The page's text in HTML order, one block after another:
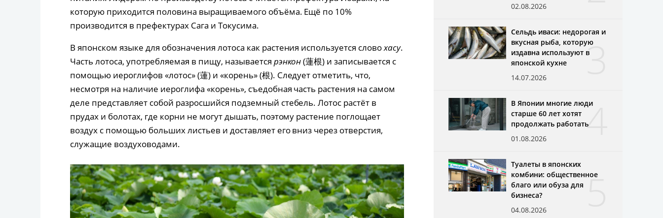
которую приходится половина выращиваемого объёма. Ещё по 10%
производится в префектурах Сага и Токусима.
В японском языке для обозначения лотоса как растения используется словохасу.
Часть лотоса, употребляемая в пищу, называется рэнкон(蓮根) и записывается с
помощью иероглифов «лотос» (蓮) и «корень» (根). Следует отметить, что,
несмотря на наличие иероглифа «корень», съедобная часть растения на самом
деле представляет собой разросшийся подземный стебель. Лотос растёт в
прудах и болотах, где корни не могут дышать, поэтому растение поглощает
воздух с помощью больших листьев и доставляет его вниз через отверстия,
служащие воздуховодами.
02.08.2026
3
Сельдь иваси: недорогая и
вкусная рыба, которую
издавна используют в
японской кухне
14.07.2026
4
В Японии многие люди
старше 60 лет хотят
продолжать работать
01.08.2026
5
Туалеты в японских
комбини: общественное
благо или обуза для
бизнеса?
04.08.2026